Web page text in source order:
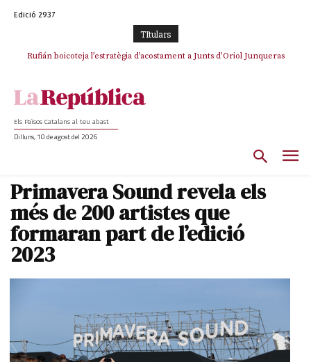
Edició 2937
TItulars
Rufián boicoteja l’estratègia d’acostament a Junts d’Oriol Junqueras
Rufián dinamita la unitat independentista amb un atac frontal al retorn
Els Països Catalans al teu abast
Dilluns, 10 de agost del 2026
Primavera Sound revela els
més de 200 artistes que
formaran part de l’edició
2023